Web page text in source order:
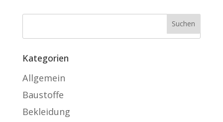
Kategorien
Allgemein
Baustoffe
Bekleidung